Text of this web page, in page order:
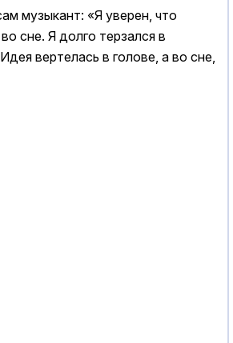
музыкант: «Я уверен, что
сне. Я долго терзался в
вертелась в голове, а во сне,